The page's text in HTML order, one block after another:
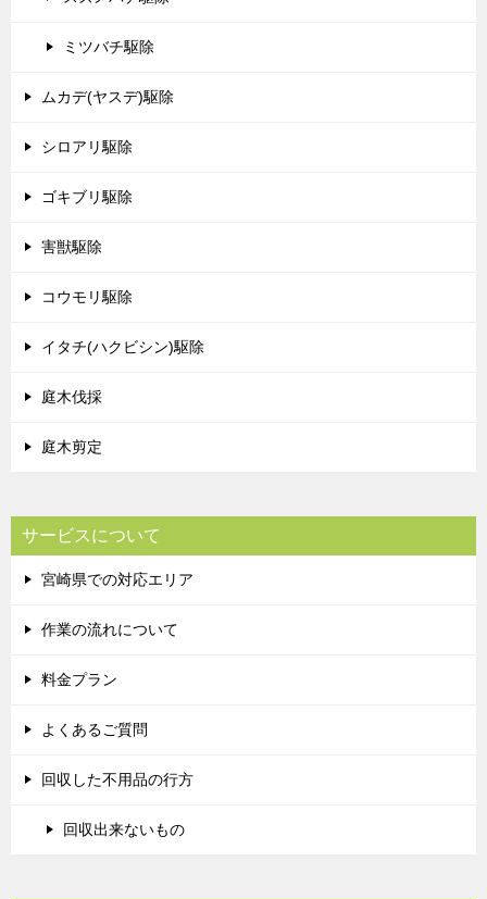
ミツバチ駆除
ムカデ(ヤスデ)駆除
シロアリ駆除
ゴキブリ駆除
害獣駆除
コウモリ駆除
イタチ(ハクビシン)駆除
庭木伐採
庭木剪定
サービスについて
宮崎県での対応エリア
作業の流れについて
料金プラン
よくあるご質問
回収した不用品の行方
回収出来ないもの